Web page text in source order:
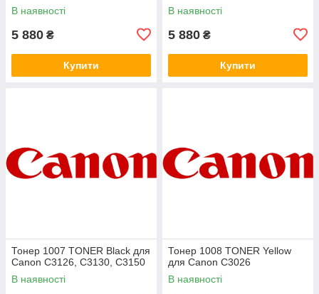
В наявності
5 880 ₴
Купити
В наявності
5 880 ₴
Купити
Тонер 1007 TONER Black для
Canon C3126, C3130, C3150
В наявності
Тонер 1008 TONER Yellow
для Canon C3026
В наявності